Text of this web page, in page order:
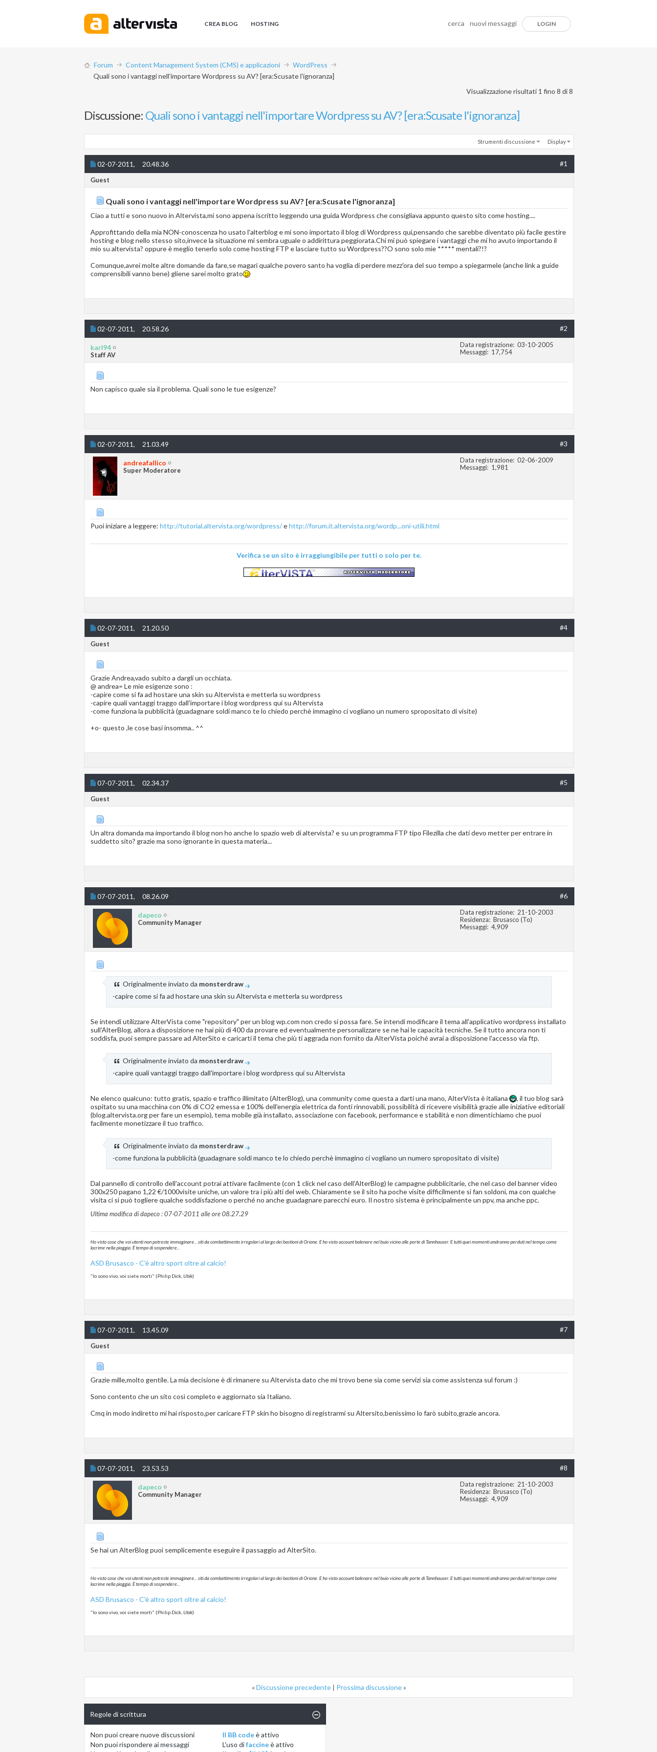
CREA BLOG HOSTING cerca nuovi messaggi LOGIN
Forum Content Management System (CMS) e applicazioni
WordPress
Quali sono i vantaggi nell'importare Wordpress su AV? [era:Scusate l'ignoranza]
Visualizzazione risultati 1 fino 8 di 8
Discussione: Quali sono i vantaggi nell'importare Wordpress su AV? [era:Scusate l'ignoranza]
Strumenti discussione Display
02-07-2011, 20.48.36 #1
Guest
Quali sono i vantaggi nell'importare Wordpress su AV? [era:Scusate l'ignoranza]
Ciao a tutti e sono nuovo in Altervista,mi sono appena iscritto leggendo una guida Wordpress che consigliava appunto questo sito come hosting....
Approfittando della mia NON-conoscenza ho usato l'alterblog e mi sono importato il blog di Wordpress qui,pensando che sarebbe diventato più facile gestire
hosting e blog nello stesso sito,invece la situazione mi sembra uguale o addirittura peggiorata.Chi mi può spiegare i vantaggi che mi ho avuto importando il
mio su altervista? oppure è meglio tenerlo solo come hosting FTP e lasciare tutto su Wordpress??O sono solo mie ***** mentali?!?
Comunque,avrei molte altre domande da fare,se magari qualche povero santo ha voglia di perdere mezz'ora del suo tempo a spiegarmele (anche link a guide
comprensibili vanno bene) gliene sarei molto grato
02-07-2011, 20.58.26 #2
karl94
Staff AV
Data registrazione 03-10-2005
Messaggi
17,754
Non capisco quale sia il problema. Quali sono le tue esigenze?
02-07-2011, 21.03.49 #3
andreafallico
Super Moderatore
Data registrazione 02-06-2009
Messaggi
1,981
Puoi iniziare a leggere: http://tutorial.altervista.org/wordpress/ehttp://forum.it.altervista.org/wordp...oni-utili.html
Verifica se un sito è irraggiungibile per tutti o solo per te.
02-07-2011, 21.20.50 #4
Guest
Grazie Andrea,vado subito a dargli un occhiata.
@ andrea= Le mie esigenze sono :
-capire come si fa ad hostare una skin su Altervista e metterla su wordpress
-capire quali vantaggi traggo dall'importare i blog wordpress qui su Altervista
-come funziona la pubblicità (guadagnare soldi manco te lo chiedo perchè immagino ci vogliano un numero spropositato di visite)
+o- questo ,le cose basi insomma.. ^^
07-07-2011, 02.34.37 #5
Guest
Un altra domanda ma importando il blog non ho anche lo spazio web di altervista? e su un programma FTP tipo Filezilla che dati devo metter per entrare in
suddetto sito? grazie ma sono ignorante in questa materia...
07-07-2011, 08.26.09 #6
dapeco
Community Manager
Data registrazione
21-10-2003
Residenza
Brusasco (To)
Messaggi 4,909
Originalmente inviato da monsterdraw
-capire come si fa ad hostare una skin su Altervista e metterla su wordpress
Se intendi utilizzare AlterVista come "repository" per un blog wp.com non credo si possa fare. Se intendi modificare il tema all'applicativo wordpress installato
sull'AlterBlog, allora a disposizione ne hai più di 400 da provare ed eventualmente personalizzare se ne hai le capacità tecniche. Se il tutto ancora non ti
soddisfa, puoi sempre passare ad AlterSito e caricarti il tema che più ti aggrada non fornito da AlterVista poiché avrai a disposizione l'accesso via ftp.
Originalmente inviato da monsterdraw
-capire quali vantaggi traggo dall'importare i blog wordpress qui su Altervista
Ne elenco qualcuno: tutto gratis, spazio e traffico illimitato (AlterBlog), una community come questa a darti una mano, AlterVista è italiana
, il tuo blog sarà
ospitato su una macchina con 0% di CO2 emessa e 100% dell'energia elettrica da fonti rinnovabili, possibilità di ricevere visibilità grazie alle iniziative editoriali
(blog.altervista.org per fare un esempio), tema mobile già installato, associazione con facebook, performance e stabilità e non dimentichiamo che puoi
facilmente monetizzare il tuo traffico.
Originalmente inviato da monsterdraw
-come funziona la pubblicità (guadagnare soldi manco te lo chiedo perchè immagino ci vogliano un numero spropositato di visite)
Dal pannello di controllo dell'account potrai attivare facilmente (con 1 click nel caso dell'AlterBlog) le campagne pubblicitarie, che nel caso del banner video
300x250 pagano 1,22 €/1000visite uniche, un valore tra i più alti del web. Chiaramente se il sito ha poche visite difficilmente si fan soldoni, ma con qualche
visita ci si può togliere qualche soddisfazione o perché no anche guadagnare parecchi euro. Il nostro sistema è principalmente un ppv, ma anche ppc.
Ultima modifica di dapeco : 07-07-2011 alle ore08.27.29
Ho visto cose che voi utenti non potreste immaginare... siti da combattimento irregolari al largo dei bastioni di Orione. E ho visto account balenare nel buio vicino alle porte di Tannhauser. E tutti quei momenti andranno perduti nel tempo come
lacrime nella pioggia. È tempo di sospendere...
ASD Brusasco - C'è altro sport oltre al calcio!
"Io sono vivo, voi siete morti" (Philip Dick, Ubik)
07-07-2011, 13.45.09 #7
Guest
Grazie mille,molto gentile. La mia decisione è di rimanere su Altervista dato che mi trovo bene sia come servizi sia come assistenza sul forum :)
Sono contento che un sito così completo e aggiornato sia Italiano.
Cmq in modo indiretto mi hai risposto,per caricare FTP skin ho bisogno di registrarmi su Altersito,benissimo lo farò subito,grazie ancora.
07-07-2011, 23.53.53 #8
dapeco
Community Manager
Data registrazione
21-10-2003
Residenza
Brusasco (To)
Messaggi 4,909
Se hai un AlterBlog puoi semplicemente eseguire il passaggio ad AlterSito.
Ho visto cose che voi utenti non potreste immaginare... siti da combattimento irregolari al largo dei bastioni di Orione. E ho visto account balenare nel buio vicino alle porte di Tannhauser. E tutti quei momenti andranno perduti nel tempo come
lacrime nella pioggia. È tempo di sospendere...
ASD Brusasco - C'è altro sport oltre al calcio!
"Io sono vivo, voi siete morti" (Philip Dick, Ubik)
«Discussione precedente | Prossima discussione»
Regole di scrittura
Non puoicreare nuove discussioni
Non puoirispondere ai messaggi
Il BB codeèattivo
L'uso difaccineèattivo